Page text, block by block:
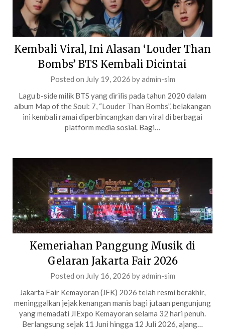
Kembali Viral, Ini Alasan ‘Louder Than
Bombs’ BTS Kembali Dicintai
Posted on July 19, 2026 byadmin-sim
Lagu b-side milik BTS yang dirilis pada tahun 2020 dalam
album Map of the Soul: 7, “Louder Than Bombs”, belakangan
ini kembali ramai diperbincangkan dan viral di berbagai
platform media sosial. Bagi…
Kemeriahan Panggung Musik di
Gelaran Jakarta Fair 2026
Posted on July 16, 2026 byadmin-sim
Jakarta Fair Kemayoran (JFK) 2026 telah resmi berakhir,
meninggalkan jejak kenangan manis bagi jutaan pengunjung
yang memadati JIExpo Kemayoran selama 32 hari penuh.
Berlangsung sejak 11 Juni hingga 12 Juli 2026, ajang…